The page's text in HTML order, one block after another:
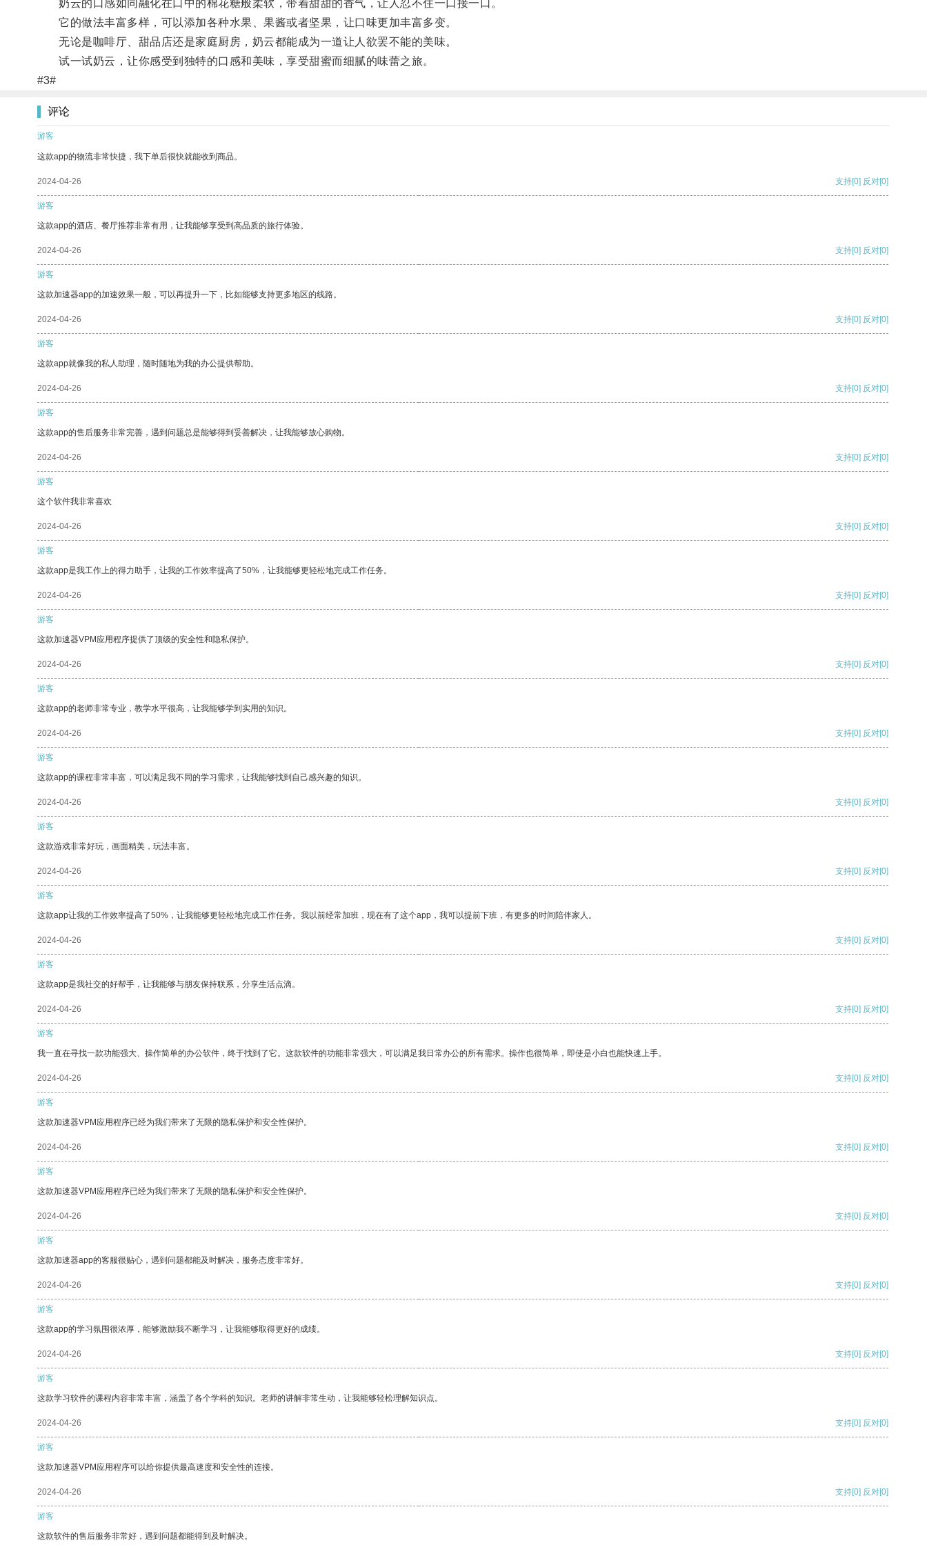
奶云的口感如同融化在口中的棉花糖般柔软，带着甜甜的香气，让人忍不住一口接一口。
它的做法丰富多样，可以添加各种水果、果酱或者坚果，让口味更加丰富多变。
无论是咖啡厅、甜品店还是家庭厨房，奶云都能成为一道让人欲罢不能的美味。
试一试奶云，让你感受到独特的口感和美味，享受甜蜜而细腻的味蕾之旅。
#3#
评论
游客
这款app的物流非常快捷，我下单后很快就能收到商品。
2024-04-26 支持[0] 反对[0]
游客
这款app的酒店、餐厅推荐非常有用，让我能够享受到高品质的旅行体验。
2024-04-26 支持[0] 反对[0]
游客
这款加速器app的加速效果一般，可以再提升一下，比如能够支持更多地区的线路。
2024-04-26 支持[0] 反对[0]
游客
这款app就像我的私人助理，随时随地为我的办公提供帮助。
2024-04-26 支持[0] 反对[0]
游客
这款app的售后服务非常完善，遇到问题总是能够得到妥善解决，让我能够放心购物。
2024-04-26 支持[0] 反对[0]
游客
这个软件我非常喜欢
2024-04-26 支持[0] 反对[0]
游客
这款app是我工作上的得力助手，让我的工作效率提高了50%，让我能够更轻松地完成工作任务。
2024-04-26 支持[0] 反对[0]
游客
这款加速器VPM应用程序提供了顶级的安全性和隐私保护。
2024-04-26 支持[0] 反对[0]
游客
这款app的老师非常专业，教学水平很高，让我能够学到实用的知识。
2024-04-26 支持[0] 反对[0]
游客
这款app的课程非常丰富，可以满足我不同的学习需求，让我能够找到自己感兴趣的知识。
2024-04-26 支持[0] 反对[0]
游客
这款游戏非常好玩，画面精美，玩法丰富。
2024-04-26 支持[0] 反对[0]
游客
这款app让我的工作效率提高了50%，让我能够更轻松地完成工作任务。我以前经常加班，现在有了这个app，我可以提前下班，有更多的时间陪伴家人。
2024-04-26 支持[0] 反对[0]
游客
这款app是我社交的好帮手，让我能够与朋友保持联系，分享生活点滴。
2024-04-26 支持[0] 反对[0]
游客
我一直在寻找一款功能强大、操作简单的办公软件，终于找到了它。这款软件的功能非常强大，可以满足我日常办公的所有需求。操作也很简单，即使是小白也能快速上手。
2024-04-26 支持[0] 反对[0]
游客
这款加速器VPM应用程序已经为我们带来了无限的隐私保护和安全性保护。
2024-04-26 支持[0] 反对[0]
游客
这款加速器VPM应用程序已经为我们带来了无限的隐私保护和安全性保护。
2024-04-26 支持[0] 反对[0]
游客
这款加速器app的客服很贴心，遇到问题都能及时解决，服务态度非常好。
2024-04-26 支持[0] 反对[0]
游客
这款app的学习氛围很浓厚，能够激励我不断学习，让我能够取得更好的成绩。
2024-04-26 支持[0] 反对[0]
游客
这款学习软件的课程内容非常丰富，涵盖了各个学科的知识。老师的讲解非常生动，让我能够轻松理解知识点。
2024-04-26 支持[0] 反对[0]
游客
这款加速器VPM应用程序可以给你提供最高速度和安全性的连接。
2024-04-26 支持[0] 反对[0]
游客
这款软件的售后服务非常好，遇到问题都能得到及时解决。